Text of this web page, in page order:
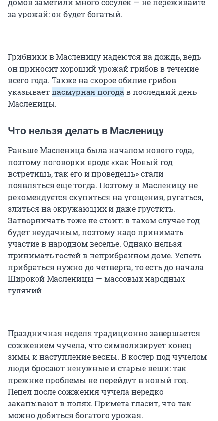
домов заметили много сосулек — не переживайте
за урожай: он будет богатый.
Грибники в Масленицу надеются на дождь, ведь
он приносит хороший урожай грибов в течение
всего года. Также на скорое обилие грибов
указываетпасмурная погодав последний день
Масленицы.
Что нельзя делать в Масленицу
Раньше Масленица была началом нового года,
поэтому поговорки вроде «как Новый год
встретишь, так его и проведешь» стали
появляться еще тогда. Поэтому в Масленицу не
рекомендуется скупиться на угощения, ругаться,
злиться на окружающих и даже грустить.
Затворничать тоже не стоит: в таком случае год
будет неудачным, поэтому надо принимать
участие в народном веселье. Однако нельзя
принимать гостей в неприбранном доме. Успеть
прибраться нужно до четверга, то есть до начала
Широкой Масленицы — массовых народных
гуляний.
Праздничная неделя традиционно завершается
сожжением чучела, что символизирует конец
зимы и наступление весны. В костер под чучелом
люди бросают ненужные и старые вещи: так
прежние проблемы не перейдут в новый год.
Пепел после сожжения чучела нередко
закапывают в полях. Примета гласит, что так
можно добиться богатого урожая.